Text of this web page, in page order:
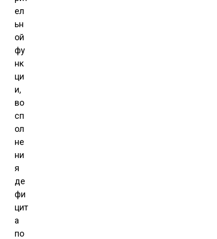
ел
ьн
ой
фу
нк
ци
и,
во
сп
ол
не
ни
я
де
фи
цит
а
по